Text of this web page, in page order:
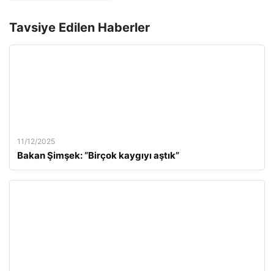
Tavsiye Edilen Haberler
11/12/2025
Bakan Şimşek: “Birçok kaygıyı aştık”